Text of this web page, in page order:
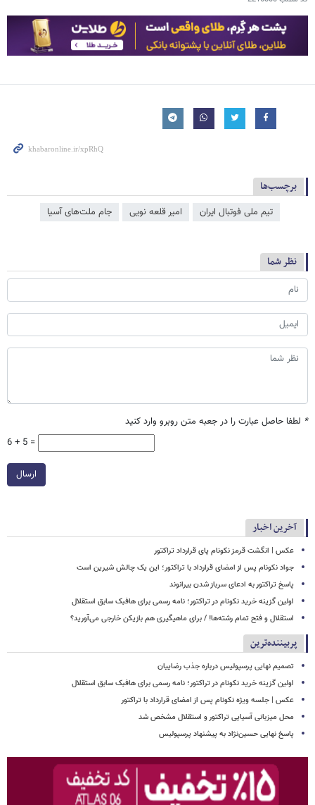
برچسب‌ها
تیم ملی فوتبال ایران امیر قلعه نویی جام ملت‌‌های آسیا
نظر شما
* لطفا حاصل عبارت را در جعبه متن روبرو وارد کنید
6 + 5 =
ارسال
آخرین اخبار
عکس | انگشت قرمز نکونام پای قرارداد تراکتور
جواد نکونام پس از امضای قرارداد با تراکتور؛ این یک چالش شیرین است
پاسخ تراکتور به ادعای سرباز شدن بیرانوند
اولین گزینه خرید نکونام در تراکتور؛ نامه رسمی برای هافبک سابق استقلال
استقلال و فتح تمام رشته‌ها! / برای ماهیگیری هم بازیکن خارجی می‌آورید؟
پربیننده‌ترین
تصمیم نهایی پرسپولیس درباره جذب رضاییان
اولین گزینه خرید نکونام در تراکتور؛ نامه رسمی برای هافبک سابق استقلال
عکس | جلسه ویژه نکونام پس از امضای قرارداد با تراکتور
محل میزبانی آسیایی تراکتور و استقلال مشخص شد
پاسخ نهایی حسین‌نژاد به پیشنهاد پرسپولیس